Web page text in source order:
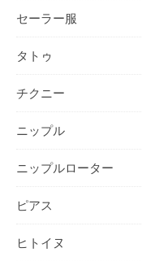
セーラー服
タトゥ
チクニー
ニップル
ニップルローター
ピアス
ヒトイヌ